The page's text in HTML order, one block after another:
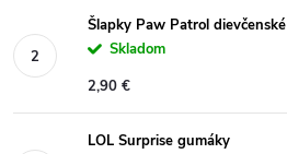
Šlapky Paw Patrol dievčenské
Skladom
2,90 €
LOL Surprise gumáky